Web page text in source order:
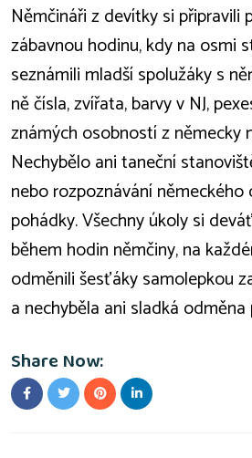
Němčináři z devítky si připravili
zábavnou hodinu, kdy na osmi
seznámili mladší spolužáky s
ně čísla, zvířata, barvy v NJ,
známých osobností z německy
Nechybělo ani taneční
nebo rozpoznávání
pohádky. Všechny úkoly si
během hodin němčiny, na
odměnili šesťáky samolepkou
a nechyběla ani sladká odměna
Share Now: